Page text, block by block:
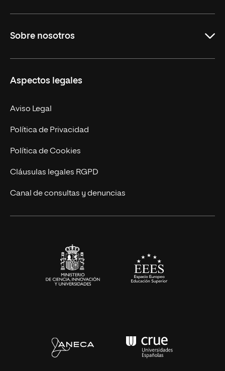
Másteres Oficiales
Doctorados
Experto Universitario
Postgrados
Cursos Universitarios
Sobre nosotros
Facultades
Nuestro Equipo
Trabaja en UNIR
Actualidad
UNIR Revista
Eventos
Aspectos legales
Aviso Legal
Política de Privacidad
Política de Cookies
Cláusulas legales RGPD
Canal de consultas y denuncias